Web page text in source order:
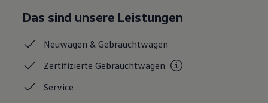
Lifestyle
Familie
Elektromobilität
Volkswagen R
Pannen- und Unfallhilfe
Volkswagen Kundenbetreuung
Das sind unsere Leistungen
Neuwagen &Gebrauchtwagen
ZertifizierteGebrauchtwagen
Service